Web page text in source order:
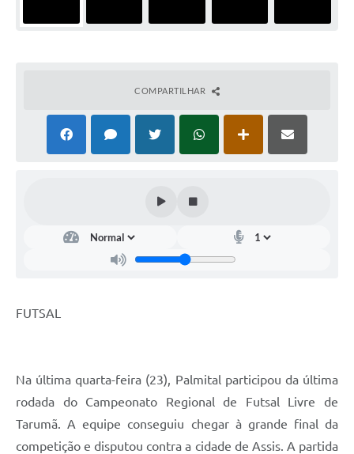
COMPARTILHAR
FUTSAL
Na última quarta-feira (23), Palmital participou da última
rodada do Campeonato Regional de Futsal Livre de
Tarumã. A equipe conseguiu chegar à grande final da
competição e disputou contra a cidade de Assis. A partida